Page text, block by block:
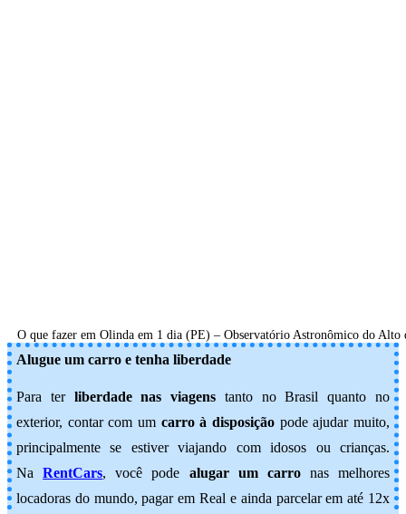
O que fazer em Olinda em 1 dia (PE) – Observatório Astronômico do Alto
Alugue um carro e tenha liberdade
Para ter liberdade nas viagens tanto no Brasil quanto no
exterior, contar com um carro à disposição pode ajudar muito,
principalmente se estiver viajando com idosos ou crianças.
NaRentCars, você pode alugar um carronas melhores
locadoras do mundo, pagar em Real e ainda parcelar em até 12x